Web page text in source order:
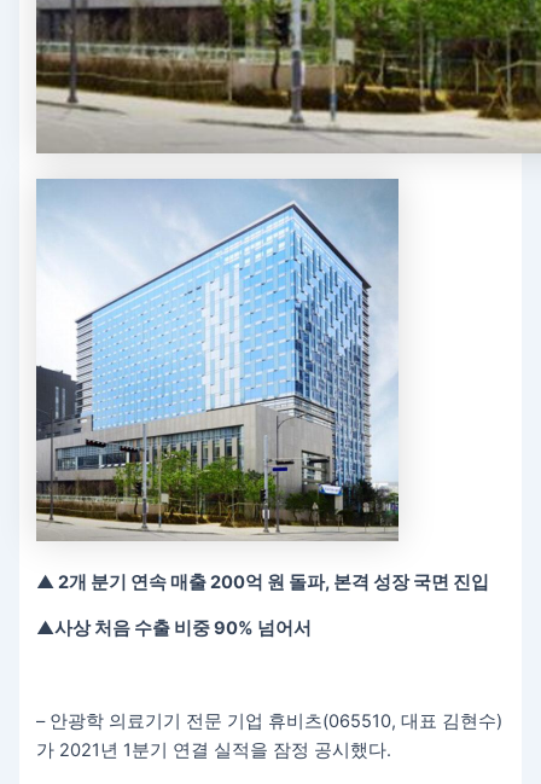
▲2개 분기 연속 매출 200억 원 돌파, 본격 성장 국면 진입
▲사상 처음 수출 비중 90% 넘어서
– 안광학 의료기기 전문 기업 휴비츠(065510, 대표 김현수)
가 2021년 1분기 연결 실적을 잠정 공시했다.